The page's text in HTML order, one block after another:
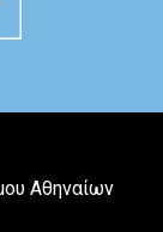
Αθηναίων